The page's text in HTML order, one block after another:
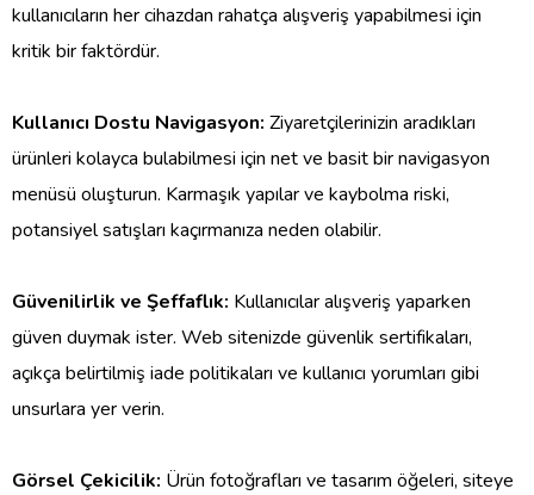
kullanıcıların her cihazdan rahatça alışveriş yapabilmesi için
kritik bir faktördür.
Kullanıcı Dostu Navigasyon: Ziyaretçilerinizin aradıkları
ürünleri kolayca bulabilmesi için net ve basit bir navigasyon
menüsü oluşturun. Karmaşık yapılar ve kaybolma riski,
potansiyel satışları kaçırmanıza neden olabilir.
Güvenilirlik ve Şeffaflık: Kullanıcılar alışveriş yaparken
güven duymak ister. Web sitenizde güvenlik sertifikaları,
açıkça belirtilmiş iade politikaları ve kullanıcı yorumları gibi
unsurlara yer verin.
Görsel Çekicilik: Ürün fotoğrafları ve tasarım öğeleri, siteye